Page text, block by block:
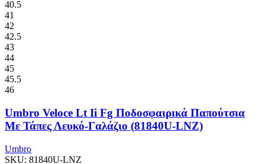
40.5
41
42
42.5
43
44
45
45.5
46
Umbro Veloce Lt Ii Fg Ποδοσφαιρικά Παπούτσια
Με Τάπες Λευκό-Γαλάζιο (81840U-LNZ)
Umbro
SKU: 81840U-LNZ